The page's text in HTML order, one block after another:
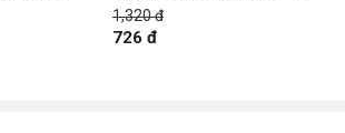
1,320 đ
726 đ